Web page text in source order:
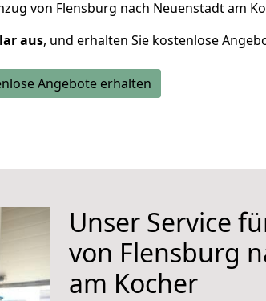
von Flensburg nach Neuenstadt am
aus, und erhalten Sie kostenlose
Angebote erhalten
Unser Service
von Flensburg
am Kocher